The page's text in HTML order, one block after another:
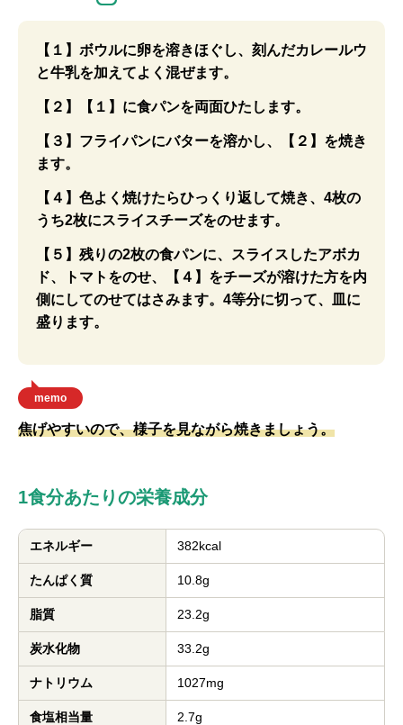
【１】ボウルに卵を溶きほぐし、刻んだカレールウ
と牛乳を加えてよく混ぜます。
【２】【１】に食パンを両面ひたします。
【３】フライパンにバターを溶かし、【２】を焼き
ます。
【４】色よく焼けたらひっくり返して焼き、4枚の
うち2枚にスライスチーズをのせます。
【５】残りの2枚の食パンに、スライスしたアボカ
ド、トマトをのせ、【４】をチーズが溶けた方を内
側にしてのせてはさみます。4等分に切って、皿に
盛ります。
memo
焦げやすいので、様子を見ながら焼きましょう。
1食分あたりの栄養成分
エネルギー 382kcal
たんぱく質 10.8g
脂質 23.2g
炭水化物 33.2g
ナトリウム 1027mg
食塩相当量 2.7g